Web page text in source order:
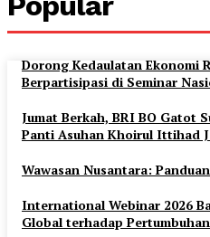
Dorong Kedaulatan Ekonomi
Berpartisipasi di Seminar
Jumat Berkah, BRI BO Gatot
Panti Asuhan Khoirul Ittihad
Wawasan Nusantara:
International Webinar 2026
Global terhadap